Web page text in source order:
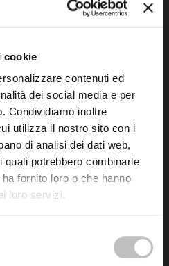
cookie
contenuti ed
dei social media e per
Condividiamo inoltre
utilizza il nostro sito con i
di analisi dei dati web,
potrebbero combinarle
fornito loro o che hanno
loro servizi.
San Carlo
Carlo 5
(MO)